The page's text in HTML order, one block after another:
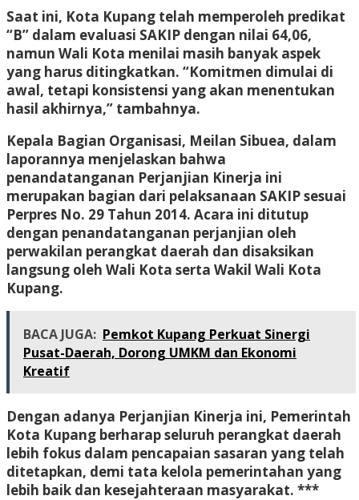
Saat ini, Kota Kupang telah memperoleh predikat
“B” dalam evaluasi SAKIP dengan nilai 64,06,
namun Wali Kota menilai masih banyak aspek
yang harus ditingkatkan. “Komitmen dimulai di
awal, tetapi konsistensi yang akan menentukan
hasil akhirnya,” tambahnya.
Kepala Bagian Organisasi, Meilan Sibuea, dalam
laporannya menjelaskan bahwa
penandatanganan Perjanjian Kinerja ini
merupakan bagian dari pelaksanaan SAKIP sesuai
Perpres No. 29 Tahun 2014. Acara ini ditutup
dengan penandatanganan perjanjian oleh
perwakilan perangkat daerah dan disaksikan
langsung oleh Wali Kota serta Wakil Wali Kota
Kupang.
BACA JUGA: Pemkot Kupang Perkuat Sinergi
Pusat-Daerah, Dorong UMKM dan Ekonomi
Kreatif
Dengan adanya Perjanjian Kinerja ini, Pemerintah
Kota Kupang berharap seluruh perangkat daerah
lebih fokus dalam pencapaian sasaran yang telah
ditetapkan, demi tata kelola pemerintahan yang
lebih baik dan kesejahteraan masyarakat. ***